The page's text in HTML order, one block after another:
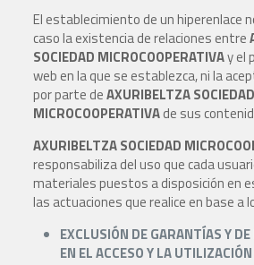
El establecimiento de un hiperenlace
caso la existencia de relaciones entre
SOCIEDAD MICROCOOPERATIVAy el
web en la que se establezca, ni la
por parte deAXURIBELTZA SOCIEDAD
MICROCOOPERATIVAde sus
AXURIBELTZA SOCIEDAD
responsabiliza del uso que cada
materiales puestos a disposición en
las actuaciones que realice en base a
EXCLUSIÓN DE GARANTÍAS Y
EN EL ACCESO Y LA UTILIZACIÓN